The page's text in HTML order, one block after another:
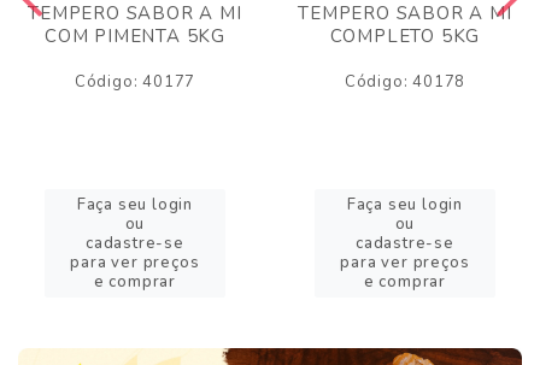
TEMPERO SABOR A MI
COM PIMENTA 5KG
Código: 40177
Faça seu login
ou
cadastre-se
para ver preços
e comprar
TEMPERO SABOR A MI
COMPLETO 5KG
Código: 40178
Faça seu login
ou
cadastre-se
para ver preços
e comprar